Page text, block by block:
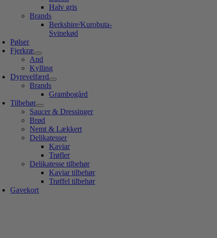
Halv gris
Brands
Berkshire/Kurobuta-
Svinekød
Pølser
Fjerkræ
And
Kylling
Dyrevelfærd
Brands
Grambogård
Tilbehør
Saucer & Dressinger
Brød
Nemt & Lækkert
Delikatesser
Kaviar
Trøfler
Delikatesse tilbehør
Kaviar tilbehør
Trøffel tilbehør
Gavekort